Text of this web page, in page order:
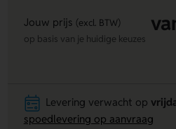
Jouw prijs (excl. BTW)
op basis van je huidige keuzes
Levering verwacht op
spoedlevering op aanvraag